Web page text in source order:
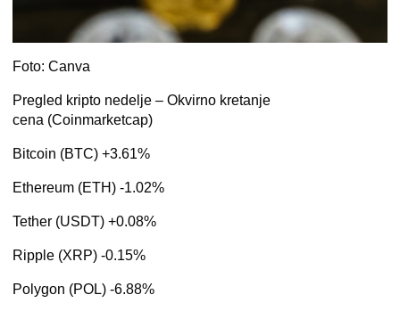
Foto: Canva
Pregled kripto nedelje – Okvirno kretanje
cena (Coinmarketcap)
Bitcoin (BTC) +3.61%
Ethereum (ETH) -1.02%
Tether (USDT) +0.08%
Ripple (XRP) -0.15%
Polygon (POL) -6.88%